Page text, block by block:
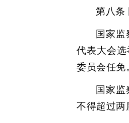
第八条
国家
代表大会
委员会任免
国家
不得超过两